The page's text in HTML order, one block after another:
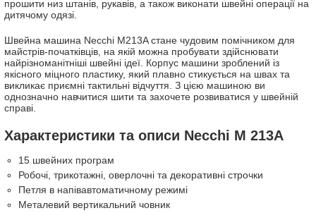
прошити низ штанів, рукавів, а також виконати швейні операції на
дитячому одязі.
Швейна машина Necchi M213A стане чудовим помічником для
майстрів-початківців, на якій можна пробувати здійснювати
найрізноманітніші швейні ідеї. Корпус машини зроблений із
якісного міцного пластику, який плавно стикується на швах та
викликає приємні тактильні відчуття. З цією машиною ви
однозначно навчитися шити та захочете розвиватися у швейній
справі.
Характеристики та описи Necchi M 213A
15 швейних програм
Робочі, трикотажні, оверлочні та декоративні строчки
Петля в напівавтоматичному режимі
Металевий вертикальний човник